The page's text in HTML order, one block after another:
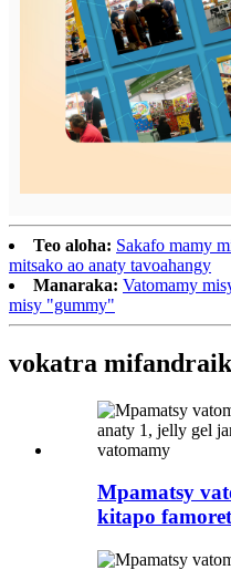
Teo aloha: Sakafo mamy
mitsako ao anaty tavoahangy
Manaraka: Vatomamy
misy "gummy"
vokatra
Mpamatsy
kitapo